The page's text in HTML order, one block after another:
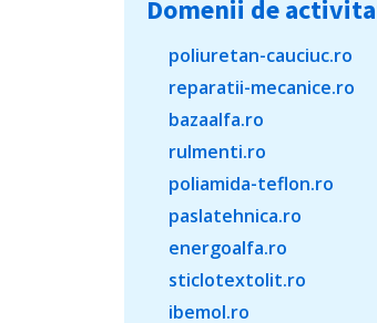
Domenii de
poliuretan-cauciuc.ro
reparatii-mecanice.ro
bazaalfa.ro
rulmenti.ro
poliamida-teflon.ro
paslatehnica.ro
energoalfa.ro
sticlotextolit.ro
ibemol.ro